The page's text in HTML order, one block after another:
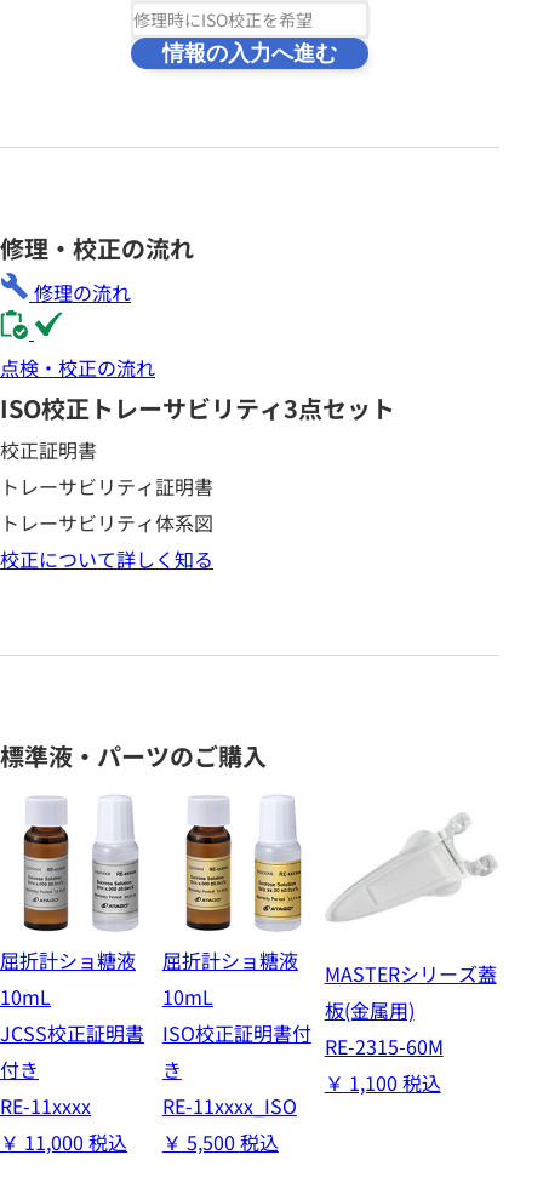
修理時にISO校正を希望
情報の入力へ進む
修理・校正の流れ
修理の流れ
点検・校正の流れ
ISO校正 トレーサビリティ3点セット
校正証明書
トレーサビリティ証明書
トレーサビリティ体系図
校正について詳しく知る
標準液・パーツのご購入
屈折計ショ糖液
10mL
JCSS校正証明書
付き
RE-11xxxx
￥ 11,000 税込
屈折計ショ糖液
10mL
ISO校正証明書付
き
RE-11xxxx_ISO
￥ 5,500 税込
MASTERシリーズ蓋
板(金属用)
RE-2315-60M
￥ 1,100 税込